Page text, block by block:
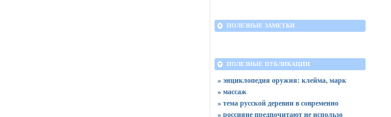
ПОЛЕЗНЫЕ ЗАМЕТКИ
ПОЛЕЗНЫЕ ПУБЛИКАЦИИ
» энциклопедия оружия: клейма, марк
» массаж
» тема русской деревни в современно
» россияне предпочитают не использо